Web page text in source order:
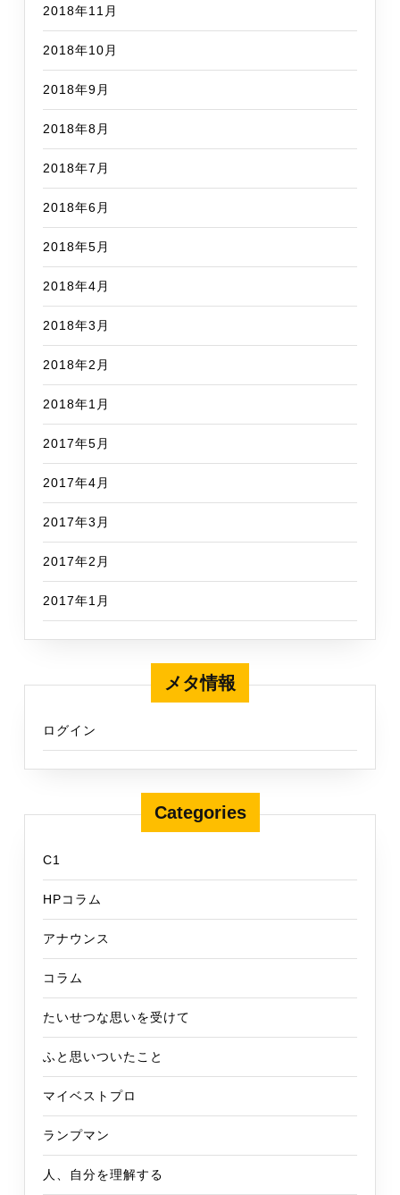
2018年11月
2018年10月
2018年9月
2018年8月
2018年7月
2018年6月
2018年5月
2018年4月
2018年3月
2018年2月
2018年1月
2017年5月
2017年4月
2017年3月
2017年2月
2017年1月
メタ情報
ログイン
Categories
C1
HPコラム
アナウンス
コラム
たいせつな思いを受けて
ふと思いついたこと
マイベストプロ
ランプマン
人、自分を理解する